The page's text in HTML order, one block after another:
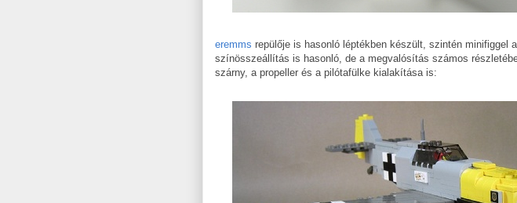
eremms repülője is hasonló léptékben készült, szintén minifiggel
színösszeállítás is hasonló, de a megvalósítás számos
szárny, a propeller és a pilótafülke kialakítása is: